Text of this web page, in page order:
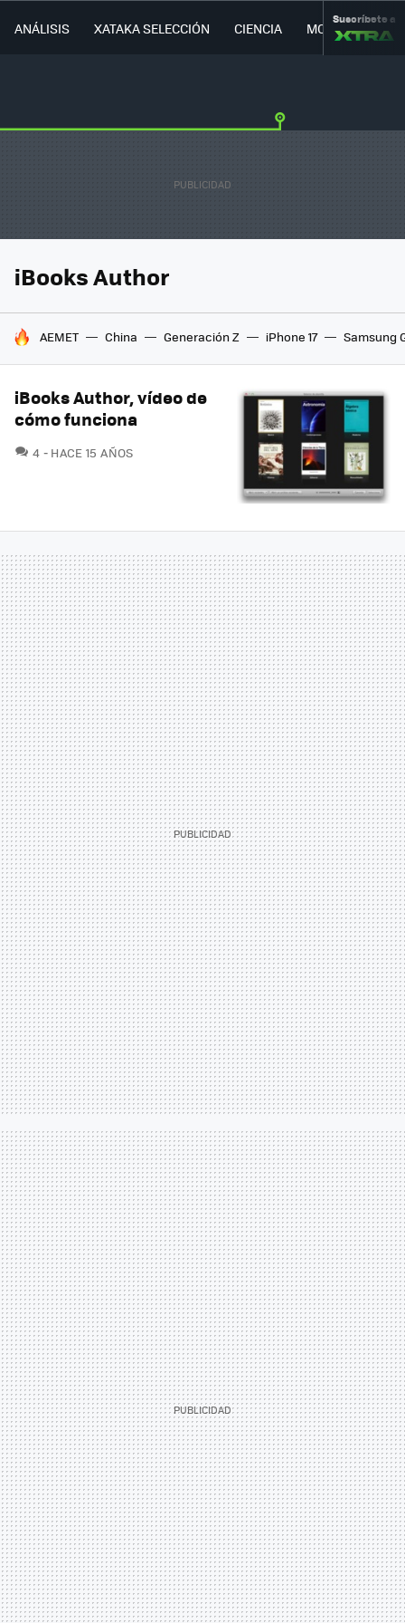
ANÁLISIS XATAKA SELECCIÓN CIENCIA MOVILIDAD
Suscríbete a
iBooks Author
HOY SE HABLA DE
AEMET China Generación Z iPhone 17 Samsung
iBooks Author, vídeo de
cómo funciona
4 COMENTARIOS
HACE 15 AÑOS